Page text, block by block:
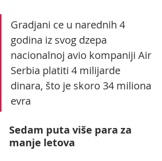
Gradjani ce u narednih 4
godina iz svog dzepa
nacionalnoj avio kompaniji Air
Serbia platiti 4 milijarde
dinara, što je skoro 34 miliona
evra
Sedam puta više para za
manje letova